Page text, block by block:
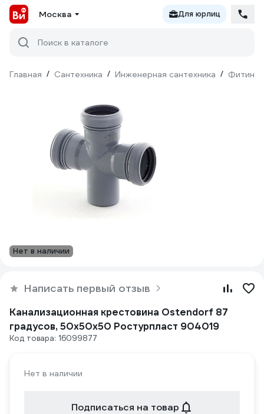
Москва Для юрлиц
Поиск в каталоге
Главная / Сантехника / Инженерная сантехника / Фитинги
Нет в наличии
Написать первый отзыв
Канализационная крестовина Ostendorf 87
градусов, 50х50х50 Ростурпласт 904019
Код товара: 16099877
Нет в наличии
Подписаться на товар